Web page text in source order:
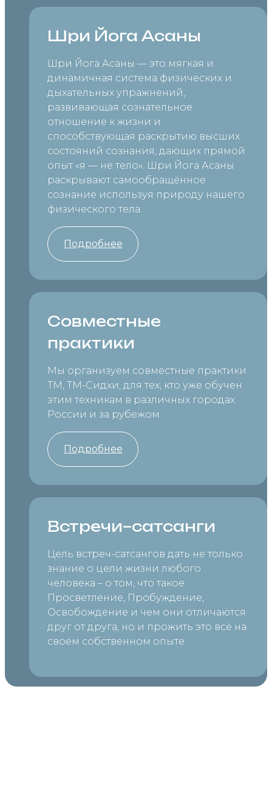
Шри Йога Асаны
Шри Йога Асаны — это мягкая и
динамичная система физических и
дыхательных упражнений,
развивающая сознательное
отношение к жизни и
способствующая раскрытию высших
состояний сознания, дающих прямой
опыт «я — не тело». Шри Йога Асаны
раскрывают самообращённое
сознание используя природу нашего
физического тела.
Подробнее
Совместные
практики
Мы организуем совместные практики
ТМ, ТМ-Сидхи, для тех, кто уже обучен
этим техникам в различных городах
России и за рубежом.
Подробнее
Встречи–сатсанги
Цель встреч-сатсангов дать не только
знание о цели жизни любого
человека – о том, что такое
Просветление, Пробуждение,
Освобождение и чем они отличаются
друг от друга, но и прожить это всё на
своём собственном опыте.